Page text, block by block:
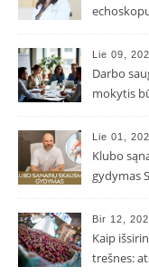
Lie 09,
Darbo
mokytis
Lie 01,
Klubo
gydymas
Bir 12,
Kaip
trešnes: